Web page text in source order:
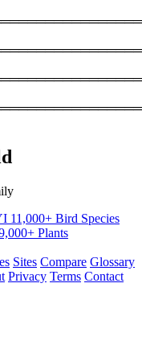
11,000+ Bird Species
Plants
Sites Compare Glossary
Privacy Terms Contact